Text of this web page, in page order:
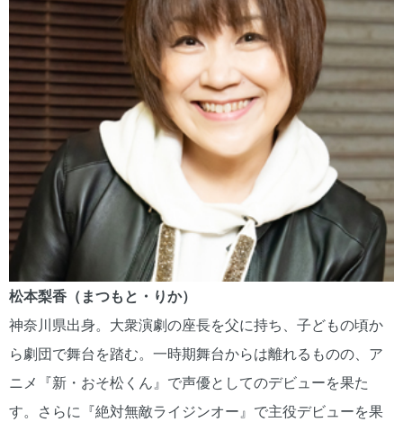
松本梨香（まつもと・りか）
神奈川県出身。大衆演劇の座長を父に持ち、子どもの頃か
ら劇団で舞台を踏む。一時期舞台からは離れるものの、ア
ニメ『新・おそ松くん』で声優としてのデビューを果た
す。さらに『絶対無敵ライジンオー』で主役デビューを果